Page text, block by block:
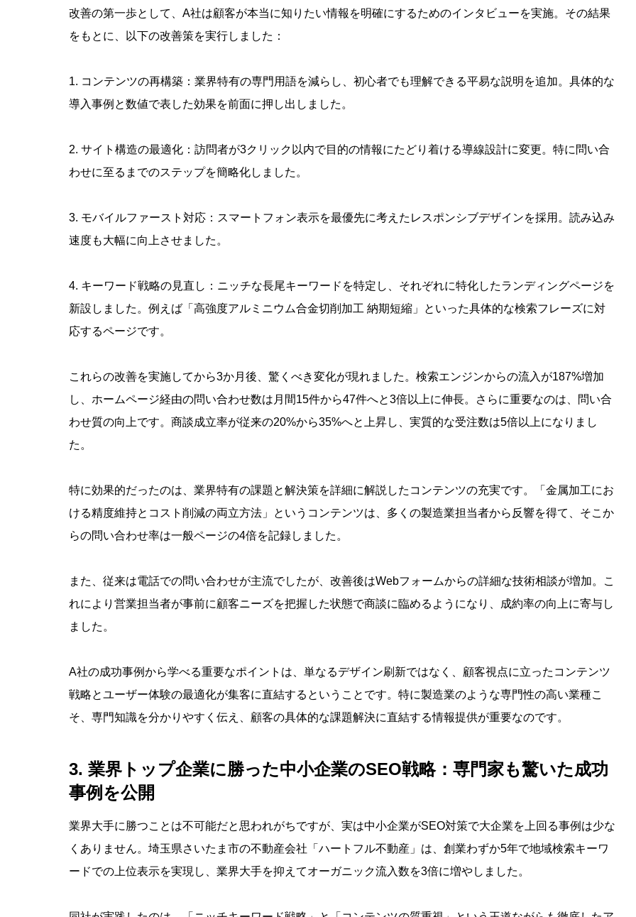
改善の第一歩として、A社は顧客が本当に知りたい情報を明確にするためのインタビューを実施。その結果
をもとに、以下の改善策を実行しました：
1. コンテンツの再構築：業界特有の専門用語を減らし、初心者でも理解できる平易な説明を追加。具体的な
導入事例と数値で表した効果を前面に押し出しました。
2. サイト構造の最適化：訪問者が3クリック以内で目的の情報にたどり着ける導線設計に変更。特に問い合
わせに至るまでのステップを簡略化しました。
3. モバイルファースト対応：スマートフォン表示を最優先に考えたレスポンシブデザインを採用。読み込み
速度も大幅に向上させました。
4. キーワード戦略の見直し：ニッチな長尾キーワードを特定し、それぞれに特化したランディングページを
新設しました。例えば「高強度アルミニウム合金切削加工 納期短縮」といった具体的な検索フレーズに対
応するページです。
これらの改善を実施してから3か月後、驚くべき変化が現れました。検索エンジンからの流入が187%増加
し、ホームページ経由の問い合わせ数は月間15件から47件へと3倍以上に伸長。さらに重要なのは、問い合
わせ質の向上です。商談成立率が従来の20%から35%へと上昇し、実質的な受注数は5倍以上になりまし
た。
特に効果的だったのは、業界特有の課題と解決策を詳細に解説したコンテンツの充実です。「金属加工にお
ける精度維持とコスト削減の両立方法」というコンテンツは、多くの製造業担当者から反響を得て、そこか
らの問い合わせ率は一般ページの4倍を記録しました。
また、従来は電話での問い合わせが主流でしたが、改善後はWebフォームからの詳細な技術相談が増加。こ
れにより営業担当者が事前に顧客ニーズを把握した状態で商談に臨めるようになり、成約率の向上に寄与し
ました。
A社の成功事例から学べる重要なポイントは、単なるデザイン刷新ではなく、顧客視点に立ったコンテンツ
戦略とユーザー体験の最適化が集客に直結するということです。特に製造業のような専門性の高い業種こ
そ、専門知識を分かりやすく伝え、顧客の具体的な課題解決に直結する情報提供が重要なのです。
3. 業界トップ企業に勝った中小企業のSEO戦略：専門家も驚いた成功
事例を公開
業界大手に勝つことは不可能だと思われがちですが、実は中小企業がSEO対策で大企業を上回る事例は少な
くありません。埼玉県さいたま市の不動産会社「ハートフル不動産」は、創業わずか5年で地域検索キーワ
ードでの上位表示を実現し、業界大手を抑えてオーガニック流入数を3倍に増やしました。